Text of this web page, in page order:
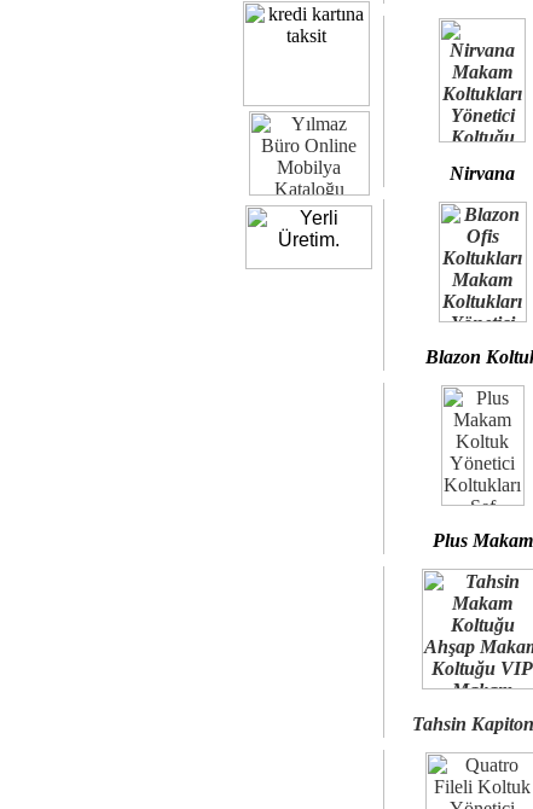
Nirvana
Blazon
Plus Makam
Tahsin